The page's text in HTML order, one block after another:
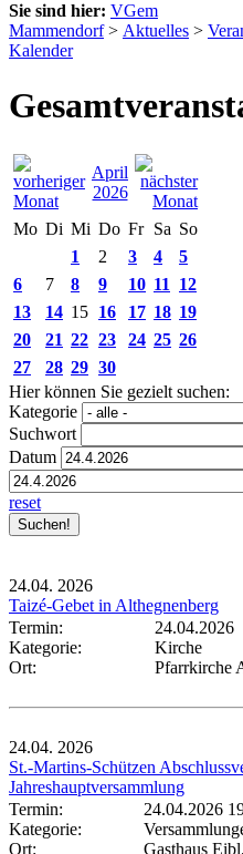
Sie sind hier: VGem
Mammendorf> Aktuelles >
Kalender
April
2026
Mo Di Mi Do Fr Sa So
1
2 3 4
5
6
7 8 9 10 11
12
13
14 15 16 17 18 19
20
21 22 23 24 25 26
27
28 29 30
Hier können Sie gezielt suchen:
Kategorie
Suchwort
Datum
reset
24.04. 2026
Taizé-Gebet in Althegnenberg
Termin:
24.04.2026
Kategorie:
Kirche
Ort:
Pfarrkirche
24.04. 2026
St.-Martins-Schützen
Jahreshauptversammlung
Termin:
24.04.2026
Kategorie:
Ort:
Gasthaus